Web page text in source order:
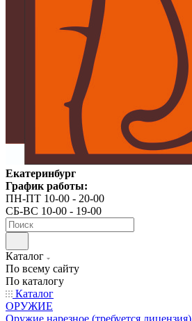
Екатеринбург
График работы:
ПН-ПТ 10-00 - 20-00
СБ-ВС 10-00 - 19-00
Каталог
По всему сайту
По каталогу
Каталог
ОРУЖИЕ
Оружие нарезное (требуется лицензия)